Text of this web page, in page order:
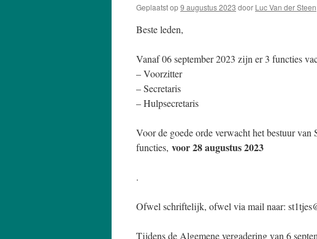
Geplaatst op9 augustus 2023 door Luc Van der Steen
Beste leden,
Vanaf 06 september 2023 zijn er 3 functies
– Voorzitter
– Secretaris
– Hulpsecretaris
Voor de goede orde verwacht het bestuur
functies, voor 28 augustus 2023
.
Ofwel schriftelijk, ofwel via mail naar:
Tijdens de Algemene vergadering van 6